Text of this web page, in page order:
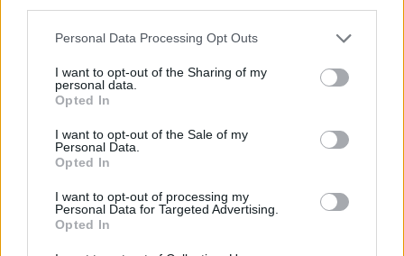
Personal Data Processing Opt Outs
I want to opt-out of the Sharing of my
personal data.
Opted In
I want to opt-out of the Sale of my
Personal Data.
Opted In
I want to opt-out of processing my
Personal Data for Targeted Advertising.
Opted In
Κρήτη: Πάνω από 10.500 αφίξεις
– Αγωνία για τις νέες ροές
ΓΕΎΣΗ - ΨΥΧΑΓΩΓΊΑ • ΝΟΜΌΣ ΧΑΝΊΩΝ
Χανιά: Ο “Κατά φαντασίαν ασθενής”
5 Αυγούστου 2026 13:05